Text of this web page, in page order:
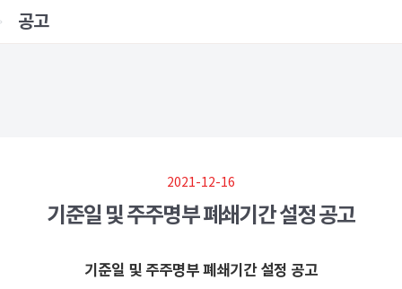
공고
2021-12-16
기준일 및 주주명부 폐쇄기간 설정 공고
기준일 및 주주명부 폐쇄기간 설정 공고